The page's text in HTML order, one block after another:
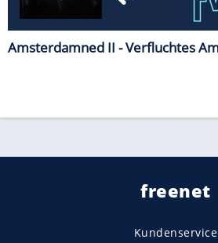
Amsterdamned II - Verfluchtes
freenet
Kundenservice